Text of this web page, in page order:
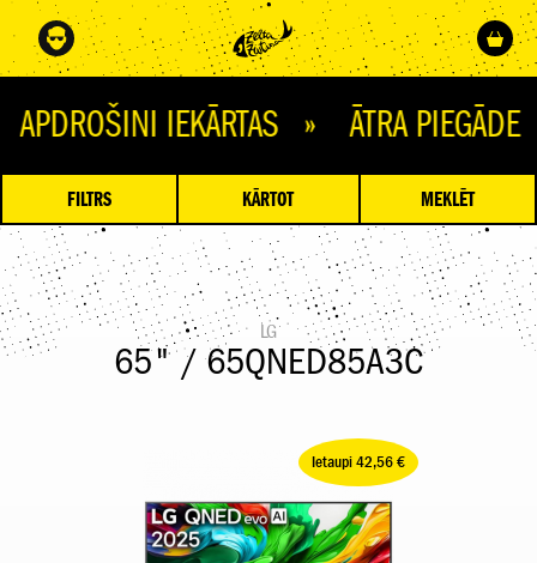
IEKĀRTAS » ĀTRA PIEGĀDE »
FILTRS KĀRTOT MEKLĒT
LG
65" / 65QNED85A3C
Ietaupi 42,56 €